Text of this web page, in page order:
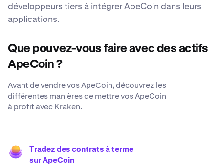
développeurs tiers à intégrer ApeCoin dans leurs
applications.
Que pouvez-vous faire avec des actifs
ApeCoin ?
Avant de vendre vos ApeCoin, découvrez les
différentes manières de mettre vos ApeCoin
à profit avec Kraken.
Tradez des contrats à terme
sur ApeCoin